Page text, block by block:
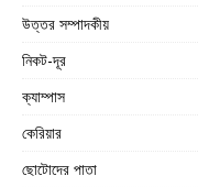
উত্তর সম্পাদকীয়
নিকট-দূর
ক্যাম্পাস
কেরিয়ার
ছোটোদের পাতা